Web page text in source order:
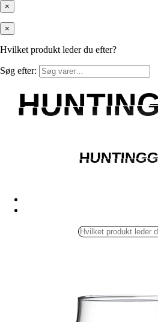
×
×
Hvilket produkt leder du efter?
Søg efter: